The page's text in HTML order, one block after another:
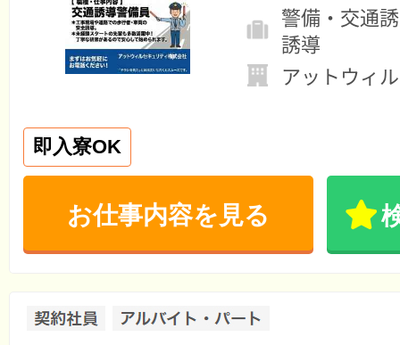
警備・交通
誘導
アットウィ
即入寮OK
お仕事内容を見る